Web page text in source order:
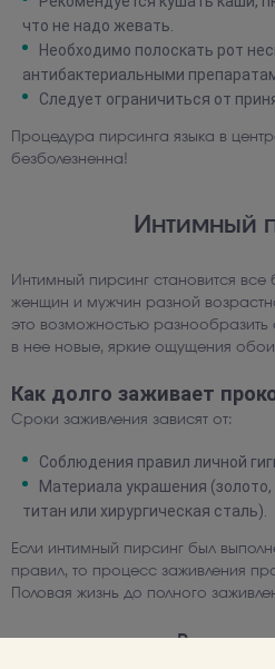
что не надо жевать.
Необходимо полоскать рот
антибактериальными
Следует ограничиться от
Процедура пирсинга языка в
безболезненна!
Интимный
Интимный пирсинг становится
женщин и мужчин разной
это возможностью разнообразить
в нее новые, яркие ощущения
Как долго заживает
Сроки заживления зависят от:
Соблюдения правил личной
Материала украшения (золото,
титан или хирургическая сталь).
Если интимный пирсинг был
правил, то процесс заживления
Половая жизнь до полного